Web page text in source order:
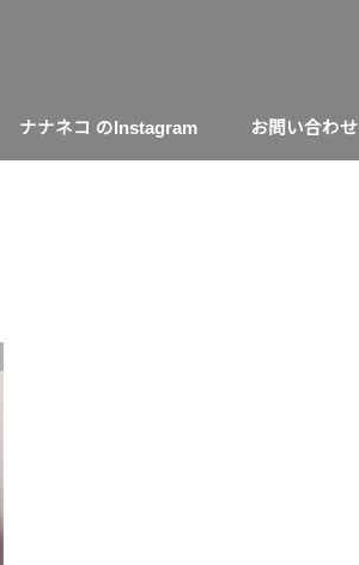
ナナネコ のInstagram お問い合わせ